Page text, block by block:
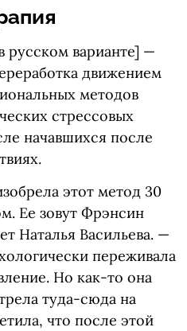
русском варианте] —
движением
методов
стрессовых
начавшихся после
этот метод 30
Ее зовут Фрэнсин
Наталья Васильева. —
переживала
Но как-то она
туда-сюда на
что после этой